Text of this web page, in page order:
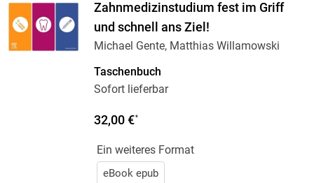
Zahnmedizinstudium fest im Griff
und schnell ans Ziel!
Michael Gente, Matthias Willamowski
Taschenbuch
Sofort lieferbar
32,00 €*
Ein weiteres Format
eBook epub